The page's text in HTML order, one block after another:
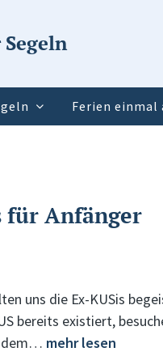
Ferien einmal
für Anfänger
uns die Ex-KUSis
bereits existiert,
dem… mehr lesen